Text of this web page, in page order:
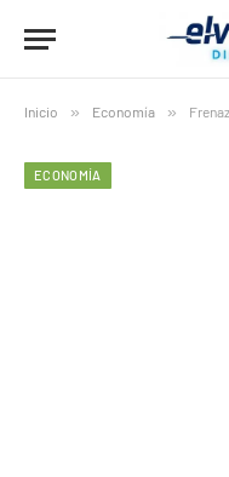
Inicio » Economía » Frenazo
ECONOMÍA